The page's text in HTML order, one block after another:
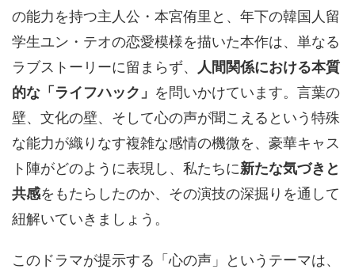
の能力を持つ主人公・本宮侑里と、年下の韓国人留
学生ユン・テオの恋愛模様を描いた本作は、単なる
ラブストーリーに留まらず、
人間関係における本質
的な「ライフハック」 を問いかけています。言葉の
壁、文化の壁、そして心の声が聞こえるという特殊
な能力が織りなす複雑な感情の機微を、豪華キャス
ト陣がどのように表現し、私たちに新たな気づきと
共感をもたらしたのか、その演技の深掘りを通して
紐解いていきましょう。
このドラマが提示する「心の声」というテーマは、